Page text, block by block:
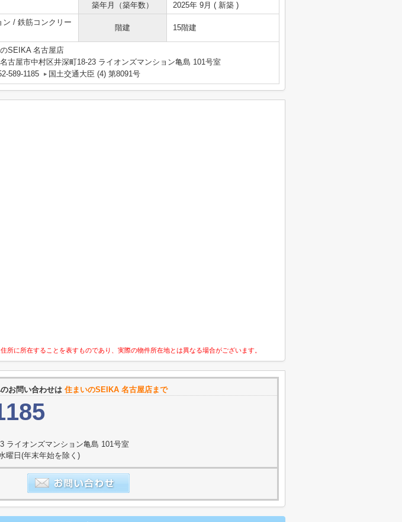
築年月（築年数） 2025年 9月 ( 新築 )
ン / 鉄筋コンクリー
階建 15階建
SEIKA 名古屋店
古屋市中村区井深町18-23 ライオンズマンション亀島 101号室
589-1185
国土交通大臣 (4) 第8091号
所に所在することを表すものであり、実際の物件所在地とは異なる場合がございます。
お問い合わせは 住まいのSEIKA 名古屋店まで
ライオンズマンション亀島 101号室
曜日(年末年始を除く)